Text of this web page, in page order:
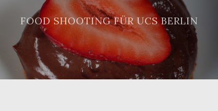
FOOD SHOOTING FÜR UCS BERLIN